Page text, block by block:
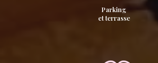
Parking
et terrasse